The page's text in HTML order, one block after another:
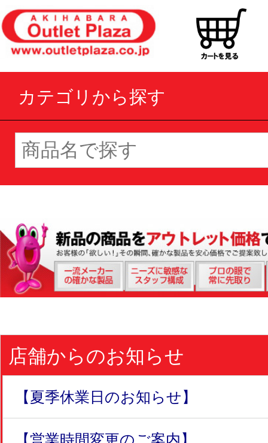
カテゴリから探す
店舗からのお知らせ
【夏季休業日のお知らせ】